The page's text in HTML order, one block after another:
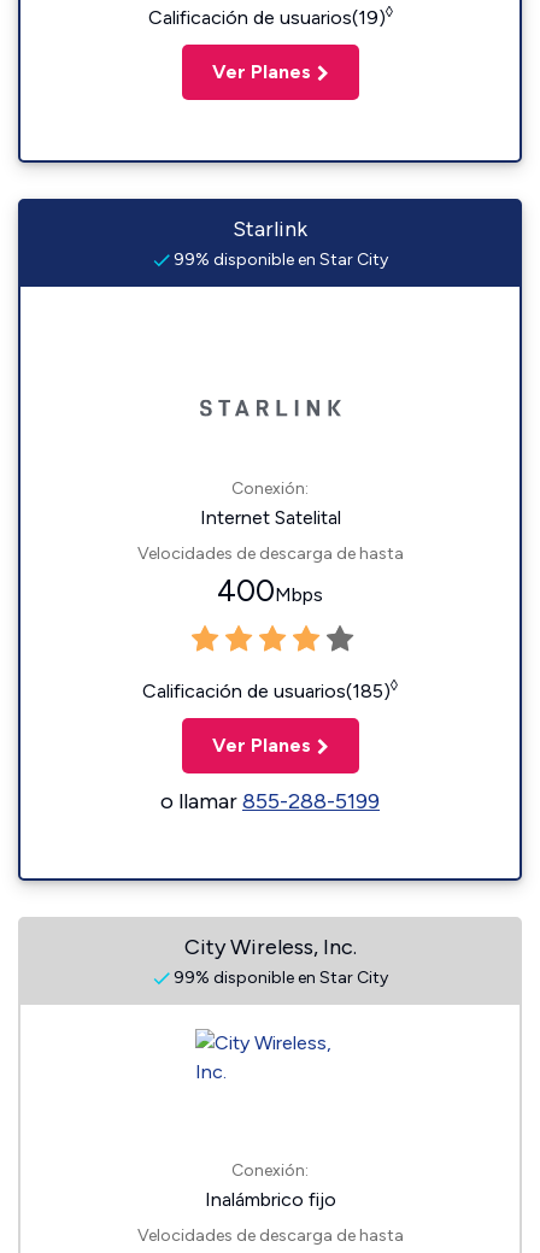
Calificación de usuarios(19)◊
Ver Planes
Starlink
99% disponible en Star City
Conexión:
Internet Satelital
Velocidades de descarga de hasta
400Mbps
Calificación de usuarios(185)◊
Ver Planes
o llamar855-288-5199
City Wireless, Inc.
99% disponible en Star City
Conexión:
Inalámbrico fijo
Velocidades de descarga de hasta